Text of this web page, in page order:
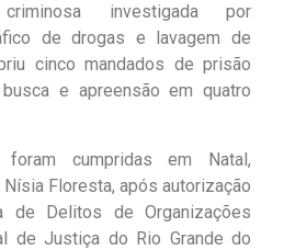
investigada por
de drogas e lavagem de
cinco mandados de prisão
e apreensão em quatro
cumpridas em Natal,
Floresta, após autorização
de Delitos de Organizações
de Justiça do Rio Grande do